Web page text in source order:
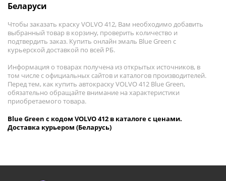
Беларуси
Чтобы заказать краску VOLVO 412, Вам необходимо добавить
выбранный товар в корзину, проверить количество и
подтвердить заказ. Купить онлайн эмаль Blue Green с
курьерской доставкой по всей РБ.
Информация о товарах получена из открытых источников, в
том числе с официальных сайтов и каталогов производителей.
Перед тем, как купить автокраску VOLVO 412 Blue Green,
обязательно обращайте внимание на характеристики
приобретаемого товара.
Blue Green с кодом VOLVO 412 в каталоге с ценами.
Доставка курьером (Беларусь)